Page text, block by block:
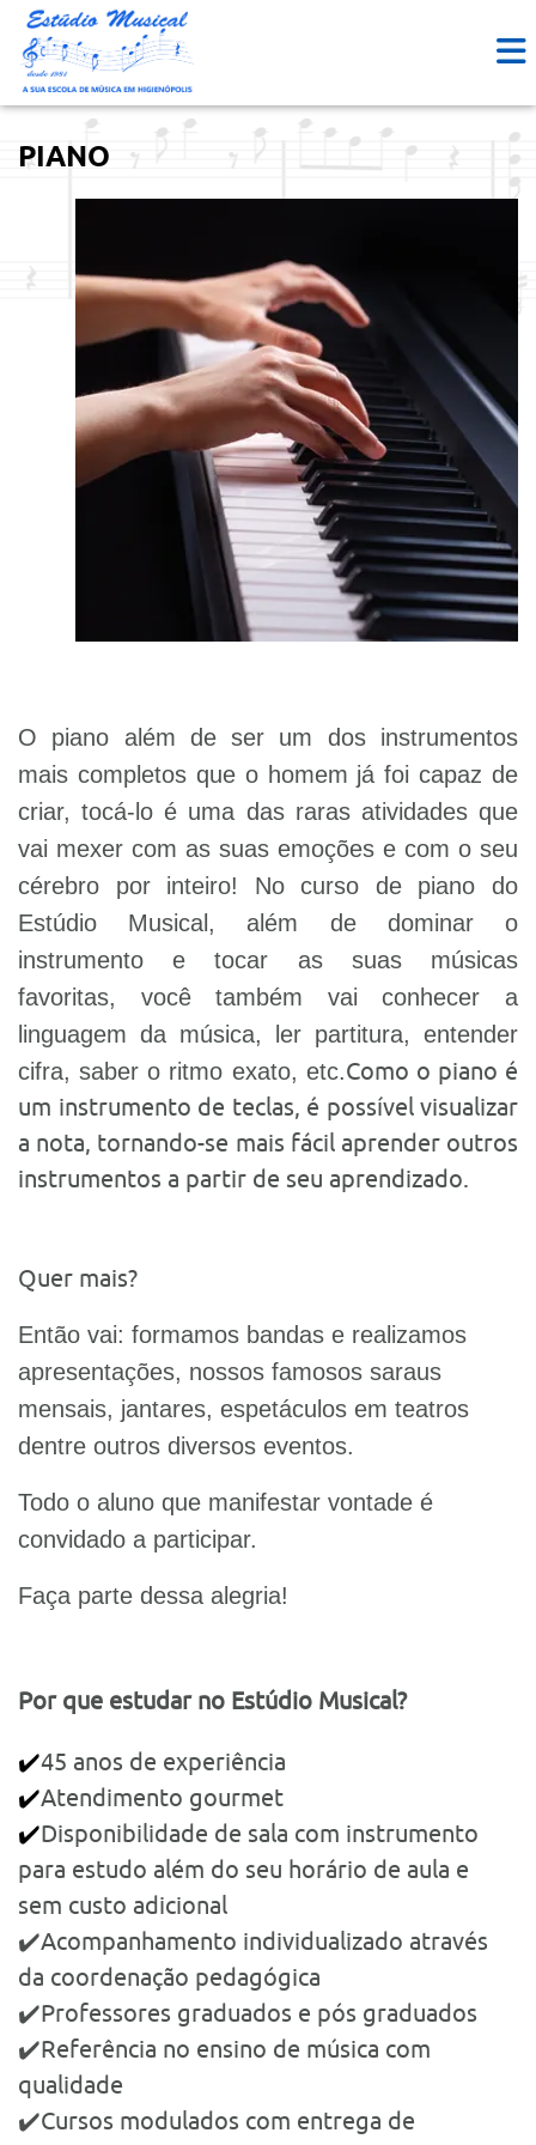
PIANO
O piano além de ser um dos instrumentos
mais completos que o homem já foi capaz de
criar, tocá-lo é uma das raras atividades que
vai mexer com as suas emoções e com o seu
cérebro por inteiro! No curso de piano do
Estúdio Musical, além de dominar o
instrumento e tocar as suas músicas
favoritas, você também vai conhecer a
linguagem da música, ler partitura, entender
cifra, saber o ritmo exato, etc.Como o piano é
um instrumento de teclas, é possível visualizar
a nota, tornando-se mais fácil aprender outros
instrumentos a partir de seu aprendizado.
Quer mais?
Então vai: formamos bandas e realizamos
apresentações, nossos famosos saraus
mensais, jantares, espetáculos em teatros
dentre outros diversos eventos.
Todo o aluno que manifestar vontade é
convidado a participar.
Faça parte dessa alegria!
Por que estudar no Estúdio Musical?
✔️45 anos de experiência
✔️Atendimento gourmet
✔️Disponibilidade de sala com instrumento
para estudo além do seu horário de aula e
sem custo adicional
✔️Acompanhamento individualizado através
da coordenação pedagógica
✔️Professores graduados e pós graduados
✔️Referência no ensino de música com
qualidade
✔️Cursos modulados com entrega de